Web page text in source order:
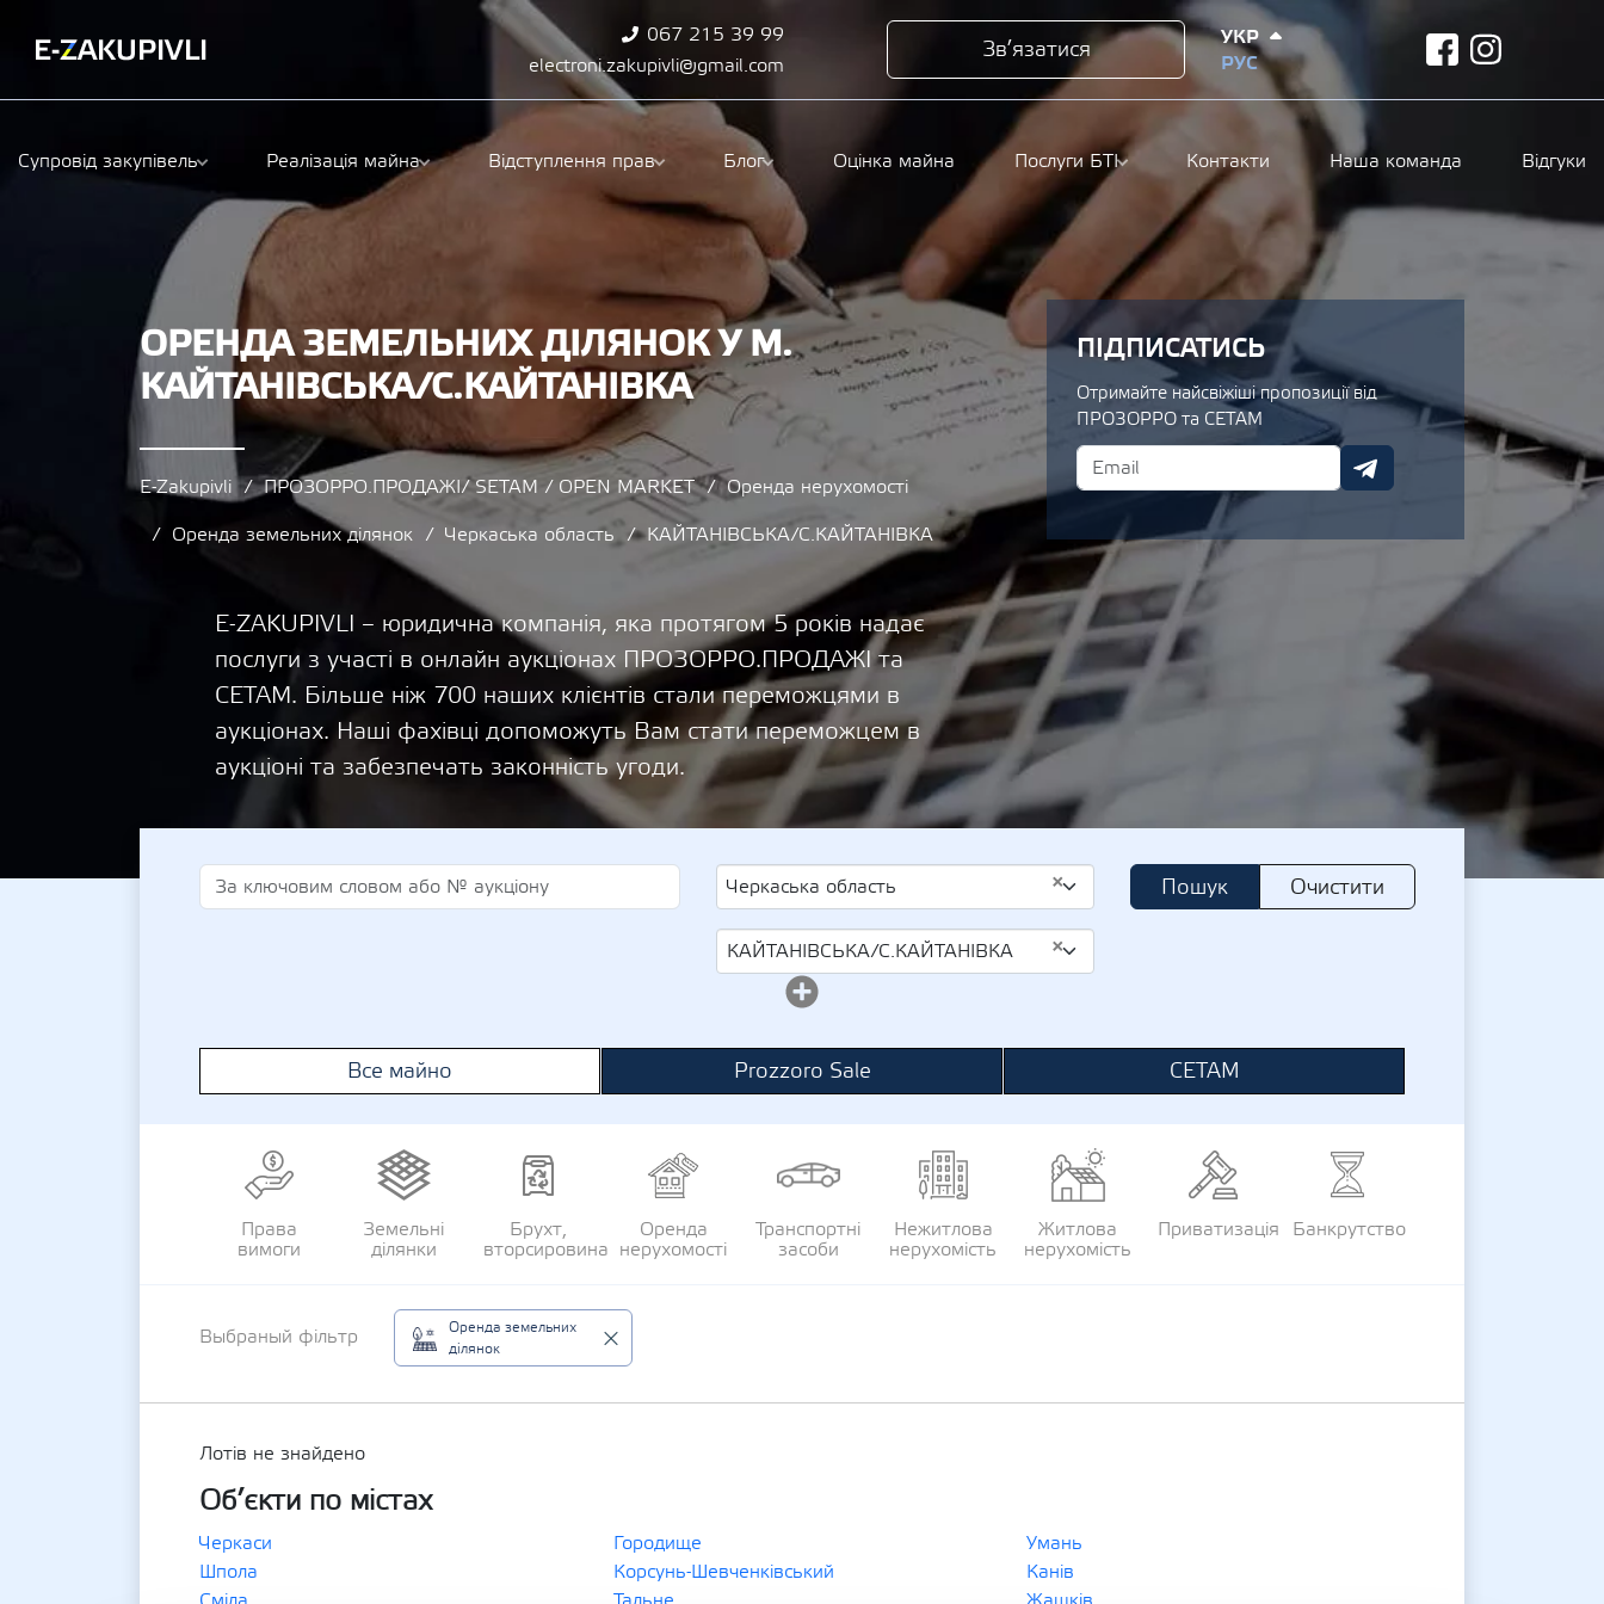
067 215 39 99
electroni.zakupivli@gmail.com
Зв’язатися
УКР
РУС
facebook
Супровід закупівель Реалізація майна Відступлення прав Блог Оцінка майна Послуги БТІ Контакти Наша команда Відгуки
ОРЕНДА ЗЕМЕЛЬНИХ ДІЛЯНОК У М.
КАЙТАНІВСЬКА/С.КАЙТАНІВКА
E-Zakupivli ПРОЗОРРО.ПРОДАЖІ/ SETAM / OPEN MARKET
Оренда нерухомості
Оренда земельних ділянок
Черкаська область КАЙТАНІВСЬКА/С.КАЙТАНІВКА
E-ZAKUPIVLI – юридична компанія, яка протягом 5 років надає
послуги з участі в онлайн аукціонах ПРОЗОРРО.ПРОДАЖІ та
СЕТАМ. Більше ніж 700 наших клієнтів стали переможцями в
аукціонах. Наші фахівці допоможуть Вам стати переможцем в
аукціоні та забезпечать законність угоди.
ПІДПИСАТИСЬ
Отримайте найсвіжіші пропозиції від
ПРОЗОРРО та СЕТАМ
×
Черкаська область
×
КАЙТАНІВСЬКА/С.КАЙТАНІВКА
Пошук Очистити
Все майно Prozzoro Sale СЕТАМ
Права
вимоги
Земельні
ділянки
Брухт,
вторсировина
Оренда
нерухомості
Транспортні
засоби
Нежитлова
нерухомість
Житлова
нерухомість
Приватизація Банкрутство
Выбраный фільтр
Оренда земельних
ділянок
Лотів не знайдено
Об’єкти по містах
Черкаси Городище
Умань
Шпола
Корсунь-Шевченківський
Канів